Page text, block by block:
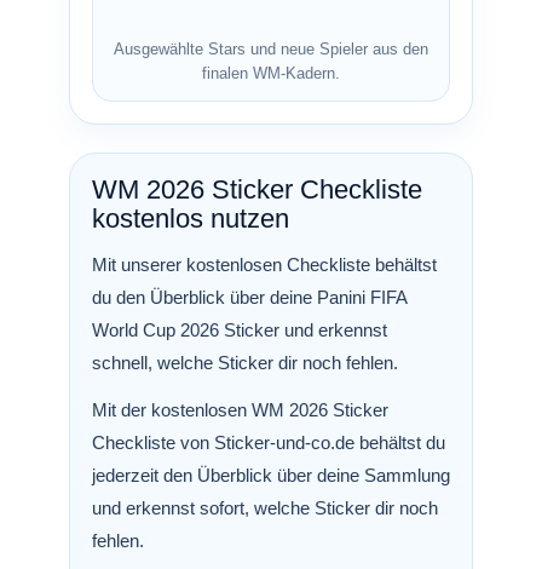
Ausgewählte Stars und neue Spieler aus den
finalen WM-Kadern.
WM 2026 Sticker Checkliste
kostenlos nutzen
Mit unserer kostenlosen Checkliste behältst
du den Überblick über deine Panini FIFA
World Cup 2026 Sticker und erkennst
schnell, welche Sticker dir noch fehlen.
Mit der kostenlosen WM 2026 Sticker
Checkliste von Sticker-und-co.de behältst du
jederzeit den Überblick über deine Sammlung
und erkennst sofort, welche Sticker dir noch
fehlen.